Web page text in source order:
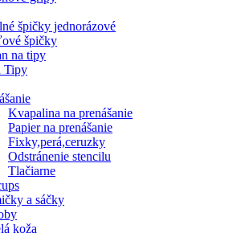
špičky jednorázové
špičky
na tipy
Tipy
Kvapalina na prenášanie
Papier na prenášanie
Fixky,perá,ceruzky
Odstránenie stencilu
Tlačiarne
a sáčky
koža